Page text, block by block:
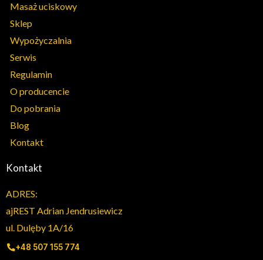
Masaż uciskowy
Sklep
Wypożyczalnia
Serwis
Regulamin
O producencie
Do pobrania
Blog
Kontakt
Kontakt
ADRES:
ajREST Adrian Jendrusiewicz
ul. Dulęby 1A/16
+48 507 155 774